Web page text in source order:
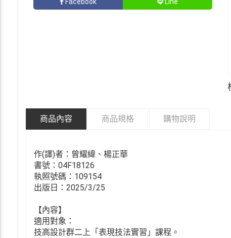
商品內容 商品規格 購物說明
作(譯)者：曾耀緯、楊正華
書號：04F18126
執照號碼：109154
出版日：2025/3/25
【內容】
適用對象：
技高設計群二上「表現技法實習」課程。